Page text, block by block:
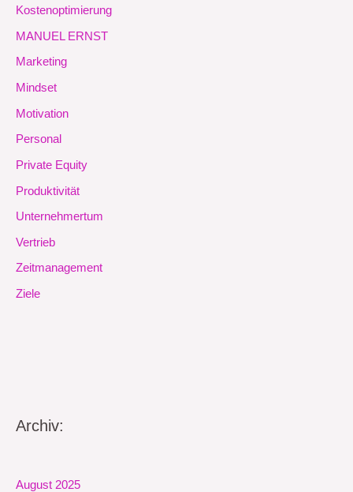
Kostenoptimierung
MANUEL ERNST
Marketing
Mindset
Motivation
Personal
Private Equity
Produktivität
Unternehmertum
Vertrieb
Zeitmanagement
Ziele
Archiv:
August 2025